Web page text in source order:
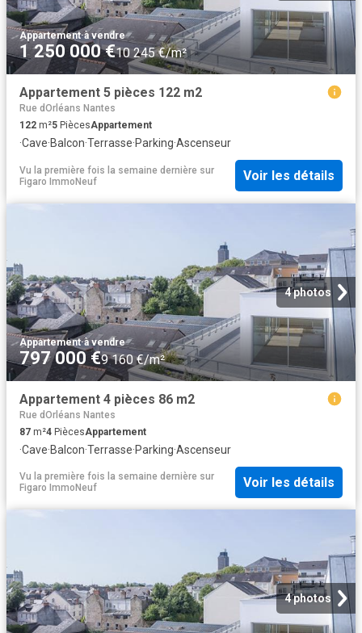
Appartement·à vendre
1 250 000 €10 245 €/m²
Appartement 5 pièces 122 m2
Rue dOrléans Nantes
122 m²5 PiècesAppartement
·Cave·Balcon·Terrasse·Parking·Ascenseur
Vu la première fois la semaine dernière sur
Figaro ImmoNeuf
Voir les détails
4 photos
Appartement·à vendre
797 000 €9 160 €/m²
Appartement 4 pièces 86 m2
Rue dOrléans Nantes
87 m²4 PiècesAppartement
·Cave·Balcon·Terrasse·Parking·Ascenseur
Vu la première fois la semaine dernière sur
Figaro ImmoNeuf
Voir les détails
4 photos